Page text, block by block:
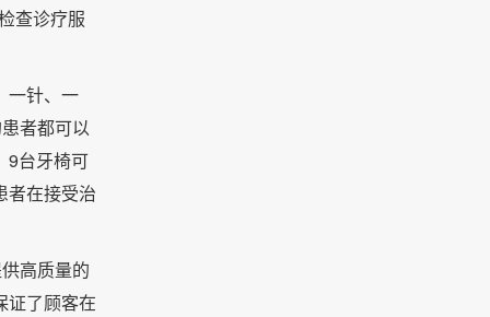
查诊疗服
一针、一
者都可以
9台牙椅可
者在接受治
高质量的
证了顾客在